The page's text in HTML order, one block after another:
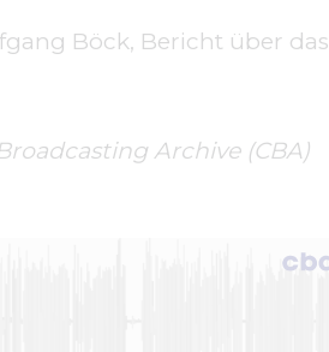
Böck, Bericht über das
Archive (CBA)